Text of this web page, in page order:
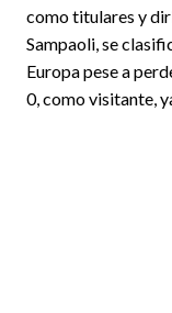
como titulares y
Sampaoli, se
Europa pese a
0, como visitante,